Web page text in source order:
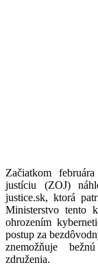
Začiatkom
justíciu (ZOJ)
justice.sk, ktorá
Ministerstvo tento
ohrozením
postup za
znemožňuje
združenia.